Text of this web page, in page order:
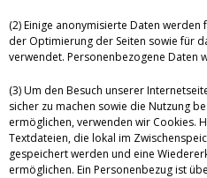
(2) Einige anonymisierte Daten
der Optimierung der Seiten sowie für
verwendet. Personenbezogene Daten
(3) Um den Besuch unserer
sicher zu machen sowie die Nutzung
ermöglichen, verwenden wir Cookies.
Textdateien, die lokal im
gespeichert werden und eine
ermöglichen. Ein Personenbezug ist